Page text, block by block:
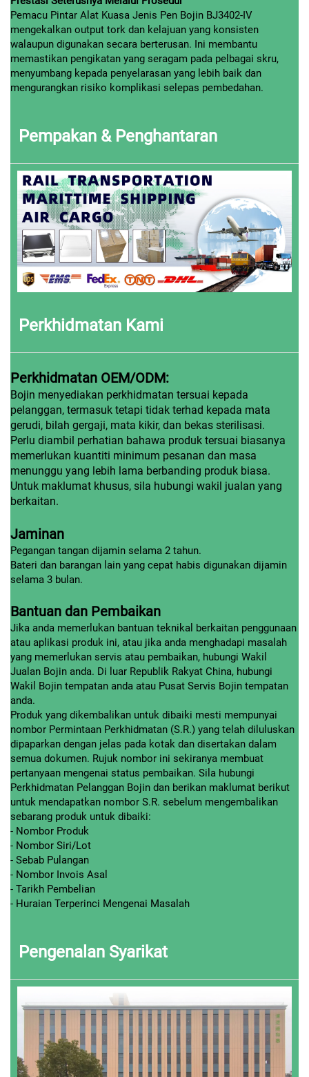
Pemacu Pintar Alat Kuasa Jenis Pen Bojin BJ3402-IV
mengekalkan output tork dan kelajuan yang konsisten
walaupun digunakan secara berterusan. Ini membantu
memastikan pengikatan yang seragam pada pelbagai skru,
menyumbang kepada penyelarasan yang lebih baik dan
mengurangkan risiko komplikasi selepas pembedahan.
Pempakan & Penghantaran
Perkhidmatan Kami
Perkhidmatan OEM/ODM:
Bojin menyediakan perkhidmatan tersuai kepada
pelanggan, termasuk tetapi tidak terhad kepada mata
gerudi, bilah gergaji, mata kikir, dan bekas sterilisasi.
Perlu diambil perhatian bahawa produk tersuai biasanya
memerlukan kuantiti minimum pesanan dan masa
menunggu yang lebih lama berbanding produk biasa.
Untuk maklumat khusus, sila hubungi wakil jualan yang
berkaitan.
Jaminan
Pegangan tangan dijamin selama 2 tahun.
Bateri dan barangan lain yang cepat habis digunakan dijamin
selama 3 bulan.
Bantuan dan Pembaikan
Jika anda memerlukan bantuan teknikal berkaitan penggunaan
atau aplikasi produk ini, atau jika anda menghadapi masalah
yang memerlukan servis atau pembaikan, hubungi Wakil
Jualan Bojin anda. Di luar Republik Rakyat China, hubungi
Wakil Bojin tempatan anda atau Pusat Servis Bojin tempatan
anda.
Produk yang dikembalikan untuk dibaiki mesti mempunyai
nombor Permintaan Perkhidmatan (S.R.) yang telah diluluskan
dipaparkan dengan jelas pada kotak dan disertakan dalam
semua dokumen. Rujuk nombor ini sekiranya membuat
pertanyaan mengenai status pembaikan. Sila hubungi
Perkhidmatan Pelanggan Bojin dan berikan maklumat berikut
untuk mendapatkan nombor S.R. sebelum mengembalikan
sebarang produk untuk dibaiki:
- Nombor Produk
- Nombor Siri/Lot
- Sebab Pulangan
- Nombor Invois Asal
- Tarikh Pembelian
- Huraian Terperinci Mengenai Masalah
Pengenalan Syarikat